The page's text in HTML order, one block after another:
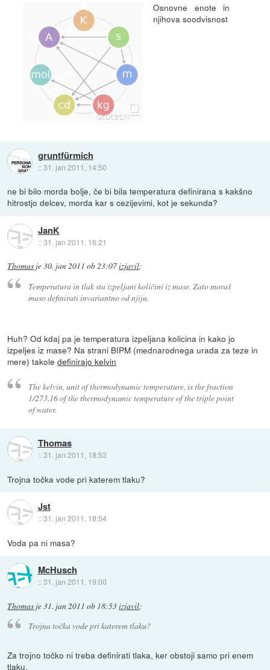
Osnovne enote in
njihova soodvisnost
gruntfürmich
::31. jan 2011, 14:50
ne bi bilo morda bolje, če bi bila temperatura definirana s kakšno
hitrostjo delcev, morda kar s cezijevimi, kot je sekunda?
JanK
::31. jan 2011, 16:21
Thomas je30. jan 2011 ob 23:07izjavil:
Temperatura in tlak sta izpeljani količini iz mase. Zato moraš
maso definirati invariantno od njiju.
Huh? Od kdaj pa je temperatura izpeljana kolicina in kako jo
izpeljes iz mase? Na strani BIPM (mednarodnega urada za teze in
mere) takoledefinirajo kelvin
The kelvin, unit of thermodynamic temperature, is the fraction
1/273.16 of the thermodynamic temperature of the triple point
of water.
Thomas
::31. jan 2011, 18:53
Trojna točka vode pri katerem tlaku?
Jst
::31. jan 2011, 18:54
Voda pa ni masa?
McHusch
::31. jan 2011, 19:00
Thomas je31. jan 2011 ob 18:53izjavil:
Trojna točka vode pri katerem tlaku?
Za trojno točko ni treba definirati tlaka, ker obstoji samo pri enem
tlaku.